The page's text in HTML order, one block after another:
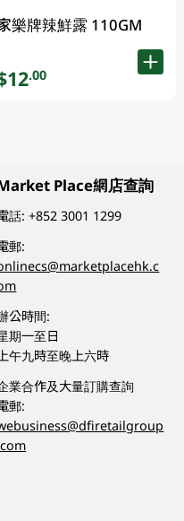
樂牌辣鮮露 110GM
.00
Place網店查詢
話:+852 3001 1299
郵:
公時間:
期一至日
上午九時至晚上六時
業合作及大量訂購查詢
郵: